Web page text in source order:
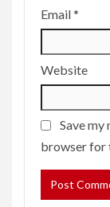
Email*
Website
Save my
browser for